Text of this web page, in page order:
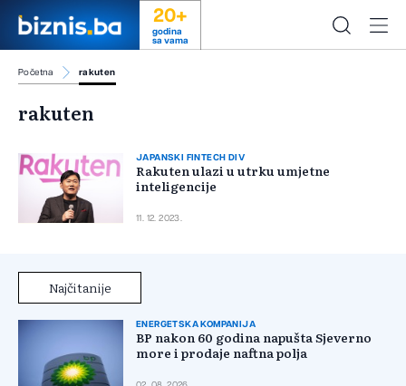
20+
godina
sa vama
Početna rakuten
rakuten
JAPANSKI FINTECH DIV
Rakuten ulazi u utrku umjetne
inteligencije
11. 12. 2023.
Najčitanije
ENERGETSKA KOMPANIJA
BP nakon 60 godina napušta Sjeverno
more i prodaje naftna polja